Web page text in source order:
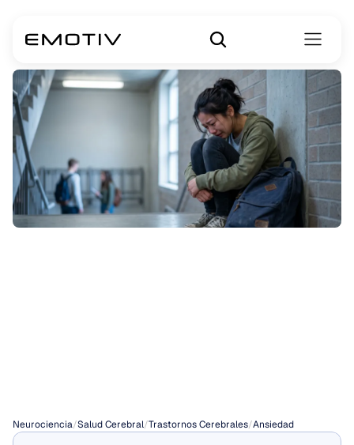
Neurociencia/Salud Cerebral/Trastornos Cerebrales/Ansiedad